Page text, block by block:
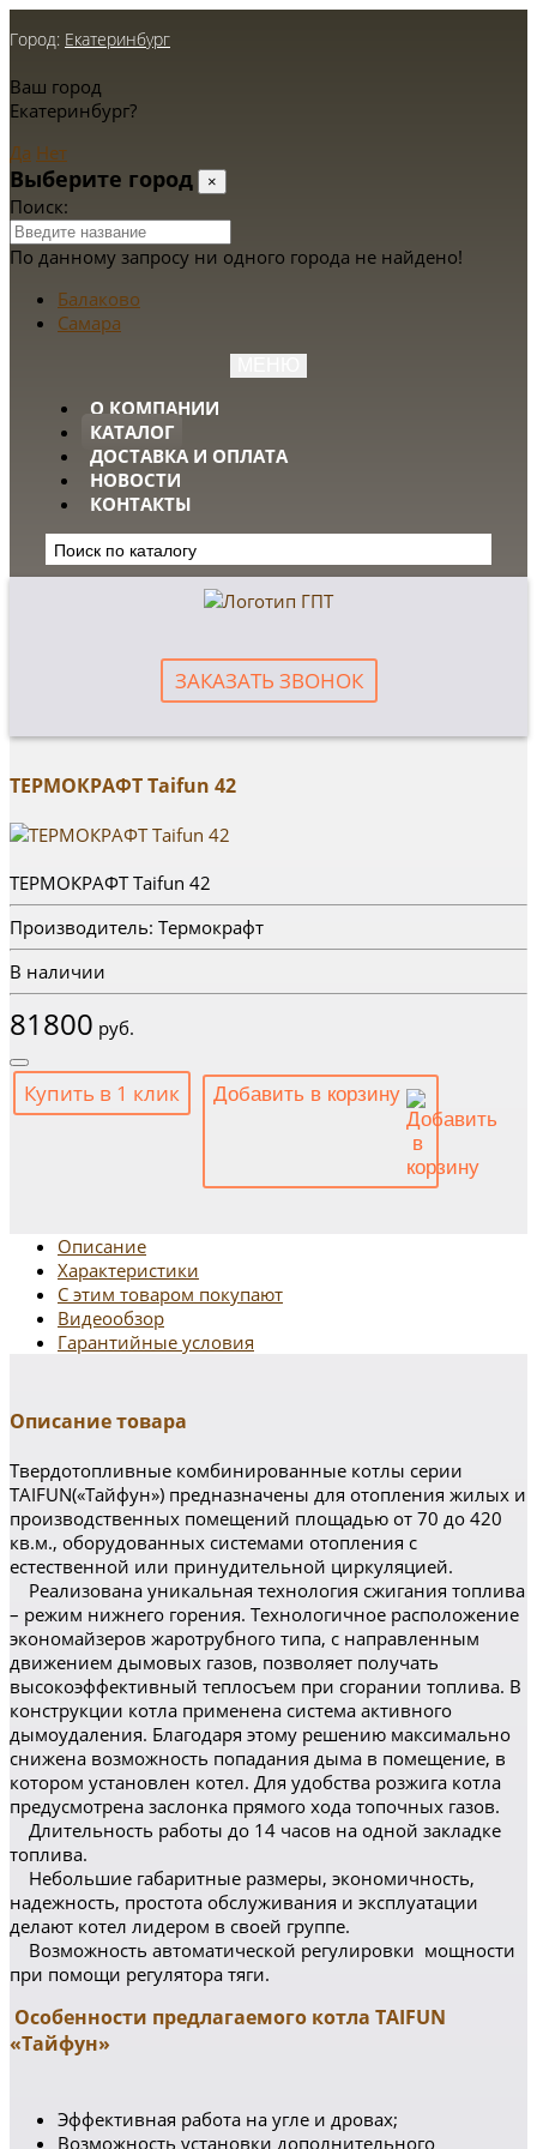
Город: Екатеринбург
Ваш город
Екатеринбург?
Да Нет
Выберите город ×
Поиск:
По данному запросу ни одного города не найдено!
Балаково
Самара
О КОМПАНИИ
КАТАЛОГ
ДОСТАВКА И ОПЛАТА
НОВОСТИ
КОНТАКТЫ
ЗАКАЗАТЬ ЗВОНОК
ТЕРМОКРАФТ Taifun 42
ТЕРМОКРАФТ Taifun 42
Производитель: Термокрафт
В наличии
81800 руб.
Купить в 1 клик Добавить в корзину
Описание
Характеристики
С этим товаром покупают
Видеообзор
Гарантийные условия
Описание товара
Твердотопливные комбинированные котлы серии
TAIFUN(«Тайфун») предназначены для отопления жилых и
производственных помещений площадью от 70 до 420
кв.м., оборудованных системами отопления с
естественной или принудительной циркуляцией.
Реализована уникальная технология сжигания топлива
– режим нижнего горения. Технологичное расположение
экономайзеров жаротрубного типа, с направленным
движением дымовых газов, позволяет получать
высокоэффективный теплосъем при сгорании топлива. В
конструкции котла применена система активного
дымоудаления. Благодаря этому решению максимально
снижена возможность попадания дыма в помещение, в
котором установлен котел. Для удобства розжига котла
предусмотрена заслонка прямого хода топочных газов.
Длительность работы до 14 часов на одной закладке
топлива.
Небольшие габаритные размеры, экономичность,
надежность, простота обслуживания и эксплуатации
делают котел лидером в своей группе.
Возможность автоматической регулировки мощности
при помощи регулятора тяги.
Особенности предлагаемого котла TAIFUN
«Тайфун»
Эффективная работа на угле и дровах;
Возможность установки дополнительного